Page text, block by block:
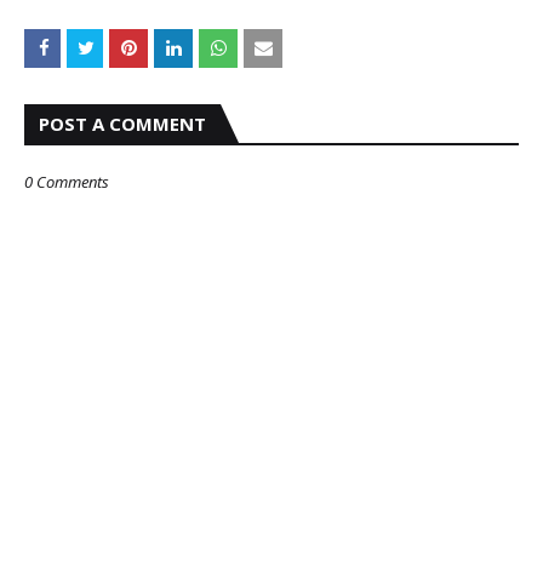
POST A COMMENT
0 Comments